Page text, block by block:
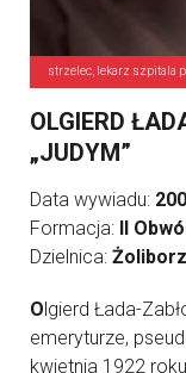
strzelec, lekarz szpitala
OLGIERD
„JUDYM”
Data wywiadu:
Formacja: II
Dzielnica: Żoliborz
Olgierd Łada-
emeryturze,
kwietnia 1922